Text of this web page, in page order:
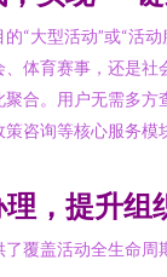
“大型活动”或“活
体育赛事，还是社
合。用户无需多方
咨询等核心服务模
，提升组
覆盖活动全生命周